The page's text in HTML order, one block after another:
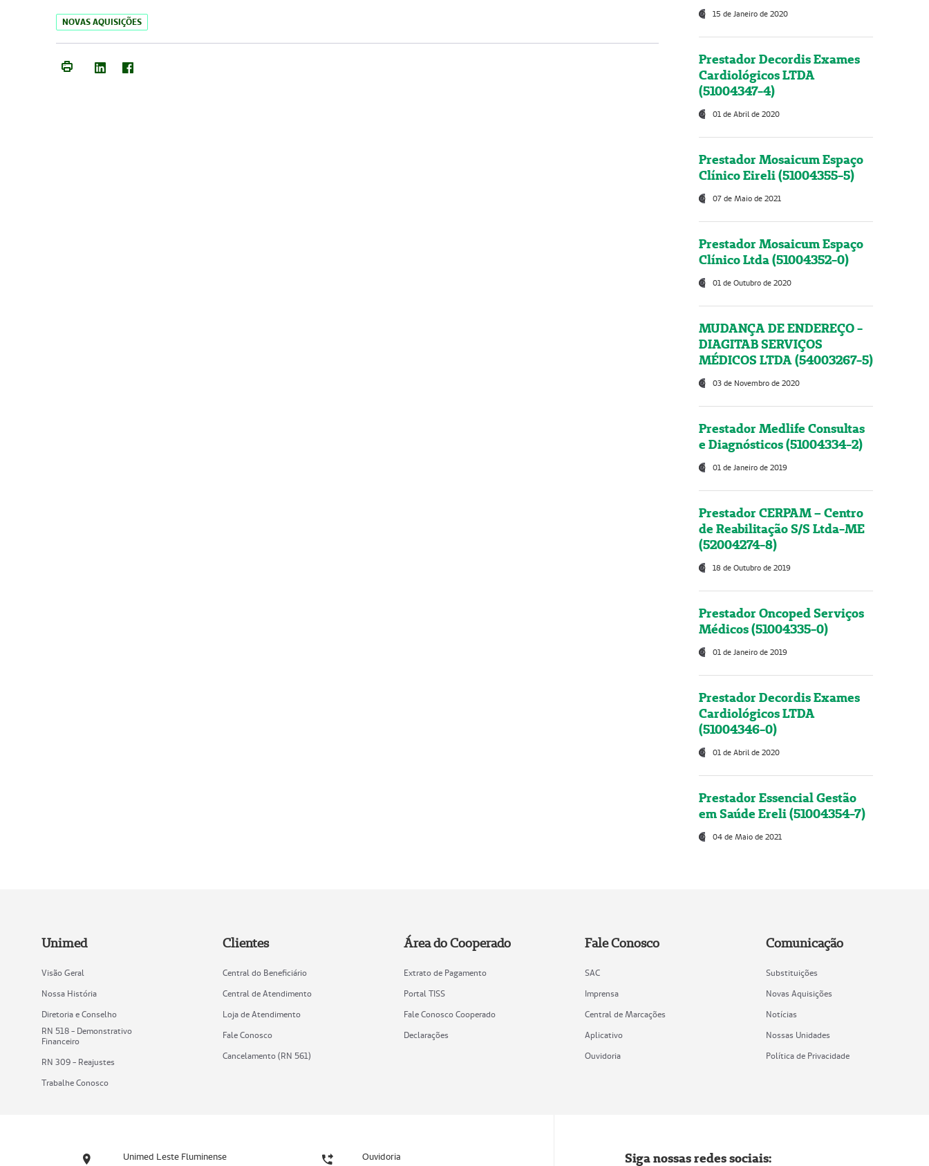
NOVAS AQUISIÇÕES
15 de Janeiro de 2020
Prestador Decordis Exames
Cardiológicos LTDA
(51004347-4)
01 de Abril de 2020
Prestador Mosaicum Espaço
Clínico Eireli (51004355-5)
07 de Maio de 2021
Prestador Mosaicum Espaço
Clínico Ltda (51004352-0)
01 de Outubro de 2020
MUDANÇA DE ENDEREÇO -
DIAGITAB SERVIÇOS
MÉDICOS LTDA (54003267-5)
03 de Novembro de 2020
Prestador Medlife Consultas
e Diagnósticos (51004334-2)
01 de Janeiro de 2019
Prestador CERPAM – Centro
de Reabilitação S/S Ltda-ME
(52004274-8)
18 de Outubro de 2019
Prestador Oncoped Serviços
Médicos (51004335-0)
01 de Janeiro de 2019
Prestador Decordis Exames
Cardiológicos LTDA
(51004346-0)
01 de Abril de 2020
Prestador Essencial Gestão
em Saúde Ereli (51004354-7)
04 de Maio de 2021
Unimed
Visão Geral
Nossa História
Diretoria e Conselho
RN 518 - Demonstrativo
Financeiro
RN 309 - Reajustes
Trabalhe Conosco
Clientes
Central do Beneficiário
Central de Atendimento
Loja de Atendimento
Fale Conosco
Cancelamento (RN 561)
Área do Cooperado
Extrato de Pagamento
Portal TISS
Fale Conosco Cooperado
Declarações
Fale Conosco
SAC
Imprensa
Central de Marcações
Aplicativo
Ouvidoria
Comunicação
Substituições
Novas Aquisições
Notícias
Nossas Unidades
Política de Privacidade
Unimed Leste Fluminense Ouvidoria Siga nossas redes sociais: